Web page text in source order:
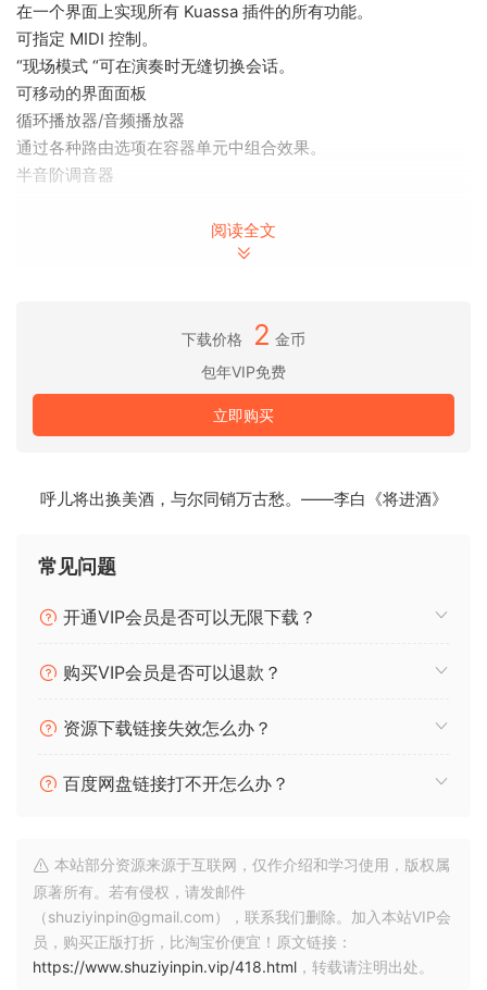
在一个界面上实现所有 Kuassa 插件的所有功能。
可指定 MIDI 控制。
“现场模式 “可在演奏时无缝切换会话。
可移动的界面面板
循环播放器/音频播放器
通过各种路由选项在容器单元中组合效果。
半音阶调音器
x64: 独立、VST3、VST2、.aaxplugin
如果您有任何插件模块在
R2R 方法注册的插件模块，安装程序不会覆盖它。至少这
对 R2R 表示感谢的一种方式，也是对 V.R 表示额外感谢的一种
因为它能最大程度地帮助 “好 “发布
你明白我的意思吗？每个人都很了不起，尤其是以任何
pedals, amps, and cabs to create the perfect sound you
you own inside Amplifikation 360. Try routing Matchlock‘s
wall of sound, bigger than live djent riffs, or even a trippy
psychedelic leads.
Amplifikation 360 is the answer for a fast patch design,
thanks to its uniquely intuitive, single screen graphic
阅读全文
下载价格 2 金币
包年VIP免费
立即购买
呼儿将出换美酒，与尔同销万古愁。——李白《将进酒》
常见问题
开通VIP会员是否可以无限下载？
购买VIP会员是否可以退款？
资源下载链接失效怎么办？
百度网盘链接打不开怎么办？
本站部分资源来源于互联网，仅作介绍和学习使用，版权属
原著所有。若有侵权，请发邮件
（shuziyinpin@gmail.com），联系我们删除。加入本站VIP会
员，购买正版打折，比淘宝价便宜！原文链接：
https://www.shuziyinpin.vip/418.html ，转载请注明出处。